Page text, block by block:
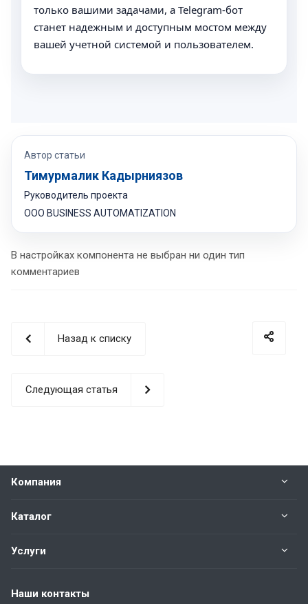
только вашими задачами, а Telegram-бот
станет надежным и доступным мостом между
вашей учетной системой и пользователем.
Автор статьи
Тимурмалик Кадырниязов
Руководитель проекта
OOO BUSINESS AUTOMATIZATION
В настройках компонента не выбран ни один тип
комментариев
Назад к списку
Следующая статья
Компания
Каталог
Услуги
Наши контакты